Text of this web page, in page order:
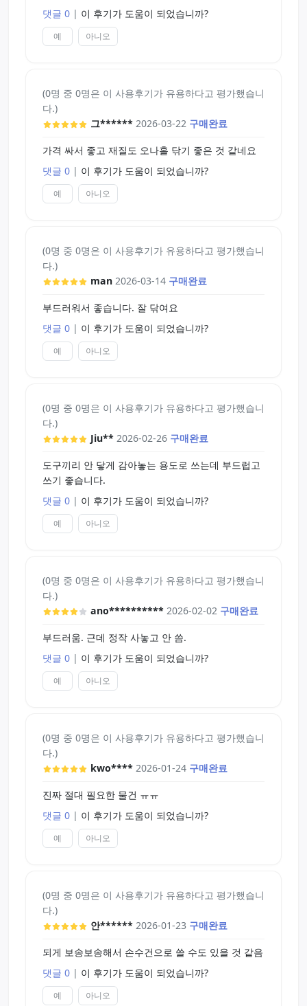
댓글 0 | 이 후기가 도움이 되었습니까?
예 아니오
(0명 중 0명은 이 사용후기가 유용하다고 평가했습니
다.)
그****** 2026-03-22 구매완료
가격 싸서 좋고 재질도 오나홀 닦기 좋은 것 같네요
댓글 0 | 이 후기가 도움이 되었습니까?
예 아니오
(0명 중 0명은 이 사용후기가 유용하다고 평가했습니
다.)
man 2026-03-14 구매완료
부드러워서 좋습니다. 잘 닦여요
댓글 0 | 이 후기가 도움이 되었습니까?
예 아니오
(0명 중 0명은 이 사용후기가 유용하다고 평가했습니
다.)
Jiu** 2026-02-26 구매완료
도구끼리 안 닿게 감아놓는 용도로 쓰는데 부드럽고
쓰기 좋습니다.
댓글 0 | 이 후기가 도움이 되었습니까?
예 아니오
(0명 중 0명은 이 사용후기가 유용하다고 평가했습니
다.)
ano********** 2026-02-02 구매완료
부드러움. 근데 정작 사놓고 안 씀.
댓글 0 | 이 후기가 도움이 되었습니까?
예 아니오
(0명 중 0명은 이 사용후기가 유용하다고 평가했습니
다.)
kwo**** 2026-01-24 구매완료
진짜 절대 필요한 물건 ㅠㅠ
댓글 0 | 이 후기가 도움이 되었습니까?
예 아니오
(0명 중 0명은 이 사용후기가 유용하다고 평가했습니
다.)
안****** 2026-01-23 구매완료
되게 보송보송해서 손수건으로 쓸 수도 있을 것 같음
댓글 0 | 이 후기가 도움이 되었습니까?
예 아니오